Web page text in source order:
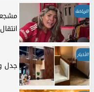
الرياضة
الأخبار
جدل